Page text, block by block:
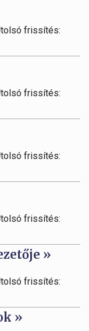
frissítés:
frissítés:
frissítés:
frissítés:
»
frissítés:
»